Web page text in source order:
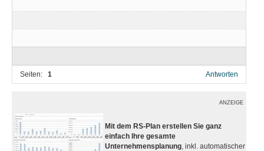
Seiten: 1 Antworten
ANZEIGE
Mit dem RS-Plan erstellen Sie ganz
einfach Ihre gesamte
Unternehmensplanung , inkl. automatischer